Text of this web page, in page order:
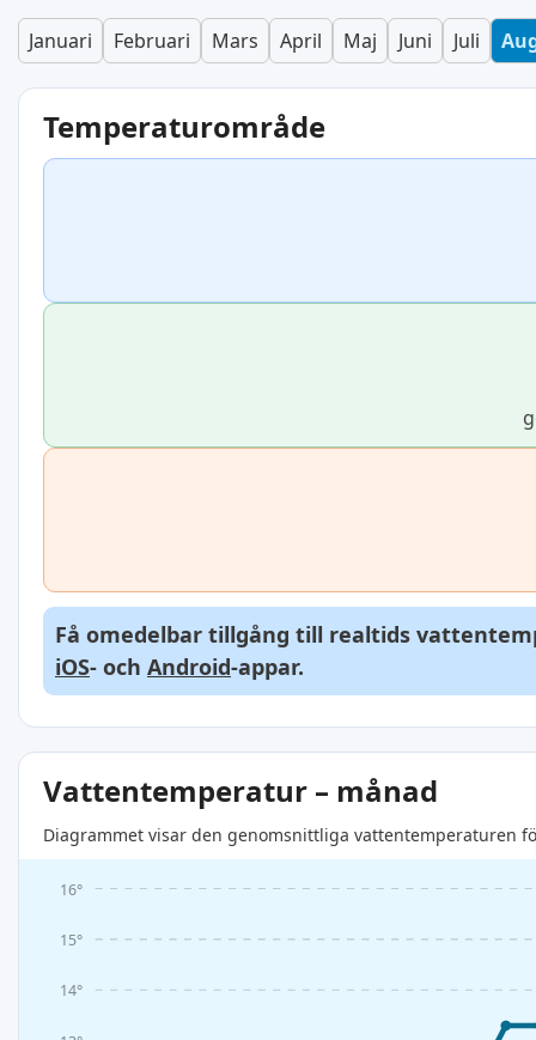
Januari Februari Mars April Maj Juni Juli
Temperaturområde
Få omedelbar tillgång till realtids
iOS- och Android-appar.
Vattentemperatur – månad
Diagrammet visar den genomsnittliga vattentemperaturen
14°
15°
16°